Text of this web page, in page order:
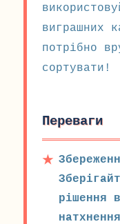
виграшних
потрібно
сортувати!
Переваги
рішення